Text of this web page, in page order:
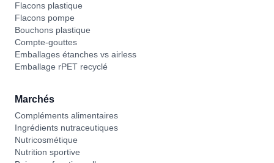
Flacons plastique
Flacons pompe
Bouchons plastique
Compte-gouttes
Emballages étanches vs airless
Emballage rPET recyclé
Marchés
Compléments alimentaires
Ingrédients nutraceutiques
Nutricosmétique
Nutrition sportive